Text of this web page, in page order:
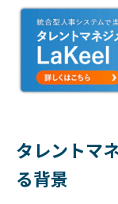
タレントマ
る背景